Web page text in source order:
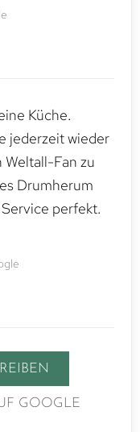
Küche.
jederzeit wieder
Fan zu
Drumherum
perfekt.
GOOGLE